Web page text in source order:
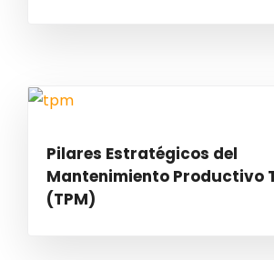
Pilares Estratégicos del
Mantenimiento Productivo
(TPM)